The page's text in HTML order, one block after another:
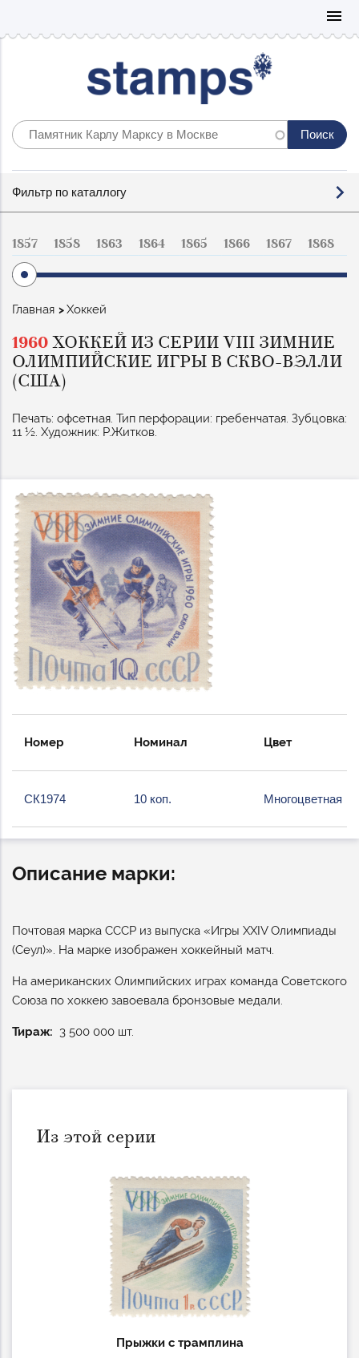
menu
по
Фильтр по каталлогу
1857 1858 1863 1864 1865 1866 1867 1868
Строка
Главная Хоккей
1960 ХОККЕЙ ИЗ СЕРИИ VIII ЗИМНИЕ
ОЛИМПИЙСКИЕ ИГРЫ В СКВО-ВЭЛЛИ
(США)
Печать: офсетная. Тип перфорации: гребенчатая. Зубцовка:
11 ½. Художник: Р.Житков.
Номер Номинал Цвет
СК1974 10 коп. Многоцветная
Описание марки:
Почтовая марка СССР из выпуска «Игры XXIV Олимпиады
(Сеул)». На марке изображен хоккейный матч.
На американских Олимпийских играх команда Советского
Союза по хоккею завоевала бронзовые медали.
Тираж 3 500 000 шт.
Из этой серии
Прыжки с трамплина